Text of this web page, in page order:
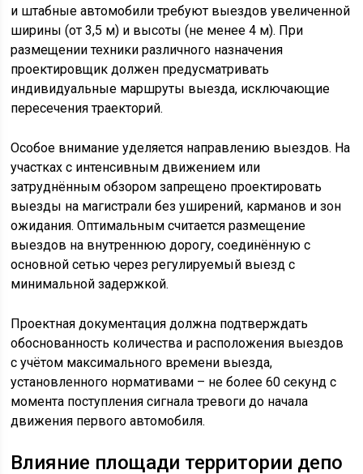
и штабные автомобили требуют выездов увеличенной
ширины (от 3,5 м) и высоты (не менее 4 м). При
размещении техники различного назначения
проектировщик должен предусматривать
индивидуальные маршруты выезда, исключающие
пересечения траекторий.
Особое внимание уделяется направлению выездов. На
участках с интенсивным движением или
затруднённым обзором запрещено проектировать
выезды на магистрали без уширений, карманов и зон
ожидания. Оптимальным считается размещение
выездов на внутреннюю дорогу, соединённую с
основной сетью через регулируемый выезд с
минимальной задержкой.
Проектная документация должна подтверждать
обоснованность количества и расположения выездов
с учётом максимального времени выезда,
установленного нормативами – не более 60 секунд с
момента поступления сигнала тревоги до начала
движения первого автомобиля.
Влияние площади территории депо